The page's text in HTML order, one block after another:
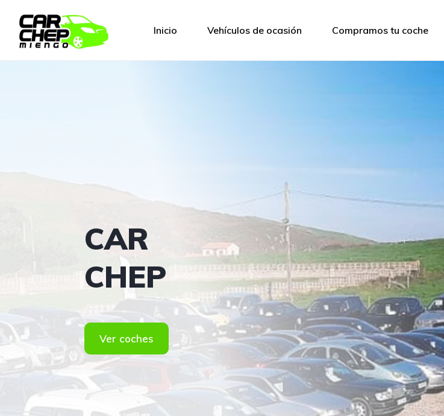
Inicio Vehículos de ocasión Compramos tu coche
CAR
CHEP
Ver coches